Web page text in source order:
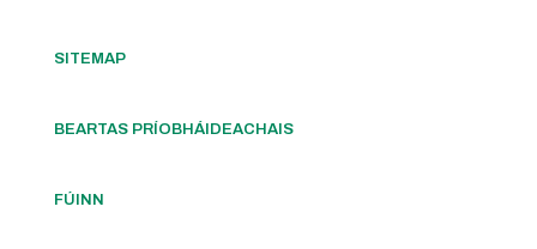
SITEMAP
BEARTAS PRÍOBHÁIDEACHAIS
FÚINN